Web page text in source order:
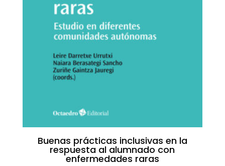
Buenas prácticas inclusivas en la
respuesta al alumnado con
enfermedades raras